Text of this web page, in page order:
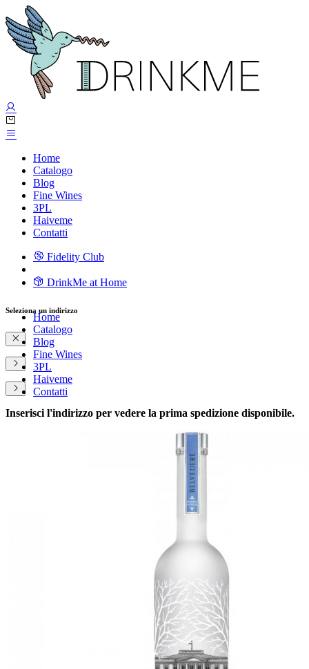
Home
Catalogo
Blog
Fine Wines
3PL
Haiveme
Contatti
Fidelity Club
DrinkMe at Home
Home
Catalogo
Blog
Fine Wines
3PL
Haiveme
Contatti
Seleziona un indirizzo
Inserisci l'indirizzo per vedere la prima spedizione disponibile.